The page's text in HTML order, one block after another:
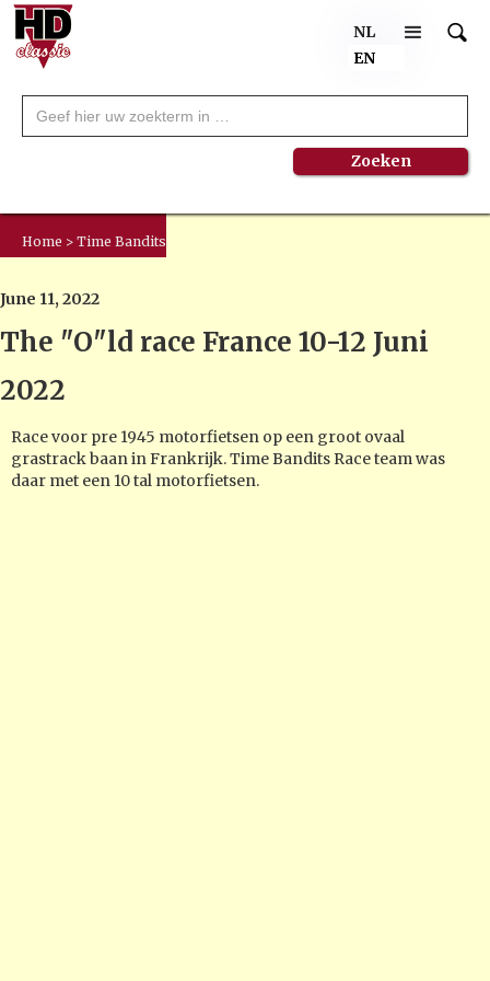
NL
EN
Home > Time Bandits
June 11, 2022
The "O"ld race France 10-12 Juni
2022
Race voor pre 1945 motorfietsen op een groot ovaal
grastrack baan in Frankrijk. Time Bandits Race team was
daar met een 10 tal motorfietsen.